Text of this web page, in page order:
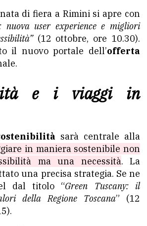
di fiera a Rimini si apre con
nuova user experience e migliori
(12 ottobre, ore 10.30).
il nuovo portale dell’offerta
e i viaggi in
sarà centrale alla
in maniera sostenibile non
ma una necessità. La
una precisa strategia. Se ne
dal titolo “Green Tuscany: il
della Regione Toscana” (12